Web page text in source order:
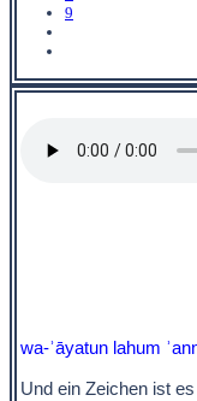
9
wa-ʾāyatun lahum
Und ein Zeichen ist